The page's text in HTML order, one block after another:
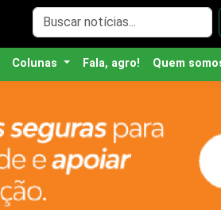
Colunas Fala, agro! Quem